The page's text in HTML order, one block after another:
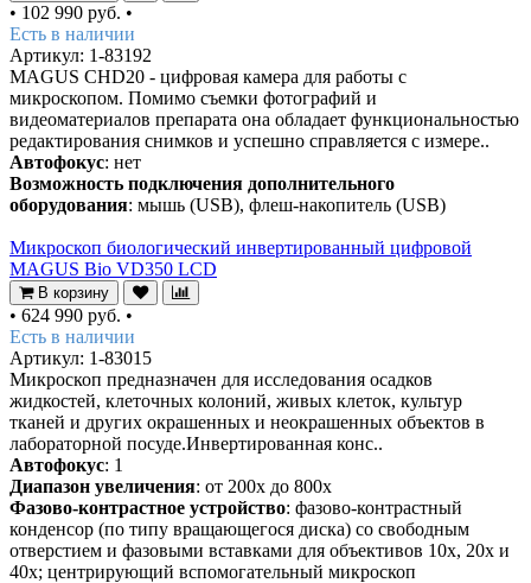
• 102 990 руб. •
Есть в наличии
Артикул: 1-83192
MAGUS CHD20 - цифровая камера для работы с
микроскопом. Помимо съемки фотографий и
видеоматериалов препарата она обладает функциональностью
редактирования снимков и успешно справляется с измере..
Автофокус: нет
Возможность подключения дополнительного
оборудования: мышь (USB), флеш-накопитель (USB)
Микроскоп биологический инвертированный цифровой
MAGUS Bio VD350 LCD
В корзину
• 624 990 руб. •
Есть в наличии
Артикул: 1-83015
Микроскоп предназначен для исследования осадков
жидкостей, клеточных колоний, живых клеток, культур
тканей и других окрашенных и неокрашенных объектов в
лабораторной посуде.Инвертированная конс..
Автофокус: 1
Диапазон увеличения: от 200х до 800х
Фазово-контрастное устройство: фазово-контрастный
конденсор (по типу вращающегося диска) со свободным
отверстием и фазовыми вставками для объективов 10х, 20х и
40х; центрирующий вспомогательный микроскоп